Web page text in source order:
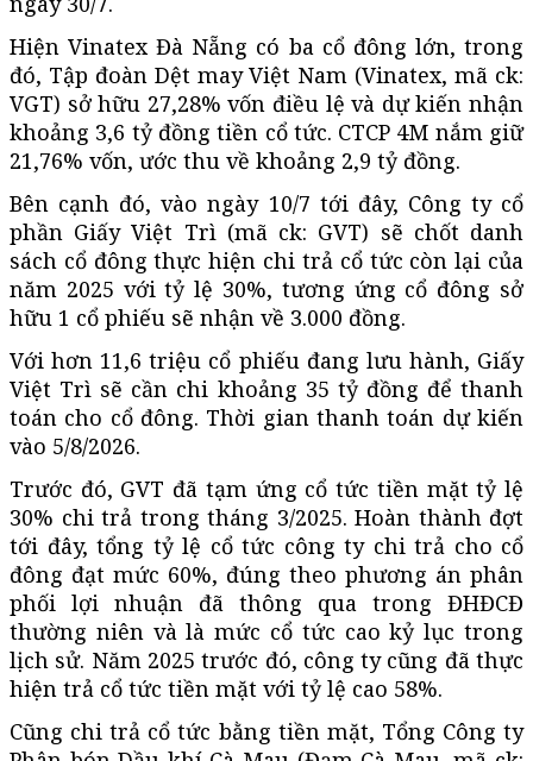
Hiện Vinatex Đà Nẵng có ba cổ đông lớn, trong
đó, Tập đoàn Dệt may Việt Nam (Vinatex, mã ck:
VGT) sở hữu 27,28% vốn điều lệ và dự kiến nhận
khoảng 3,6 tỷ đồng tiền cổ tức. CTCP 4M nắm giữ
21,76% vốn, ước thu về khoảng 2,9 tỷ đồng.
Bên cạnh đó, vào ngày 10/7 tới đây, Công ty cổ
phần Giấy Việt Trì (mã ck: GVT) sẽ chốt danh
sách cổ đông thực hiện chi trả cổ tức còn lại của
năm 2025 với tỷ lệ 30%, tương ứng cổ đông sở
hữu 1 cổ phiếu sẽ nhận về 3.000 đồng.
Với hơn 11,6 triệu cổ phiếu đang lưu hành, Giấy
Việt Trì sẽ cần chi khoảng 35 tỷ đồng để thanh
toán cho cổ đông. Thời gian thanh toán dự kiến
vào 5/8/2026.
Trước đó, GVT đã tạm ứng cổ tức tiền mặt tỷ lệ
30% chi trả trong tháng 3/2025. Hoàn thành đợt
tới đây, tổng tỷ lệ cổ tức công ty chi trả cho cổ
đông đạt mức 60%, đúng theo phương án phân
phối lợi nhuận đã thông qua trong ĐHĐCĐ
thường niên và là mức cổ tức cao kỷ lục trong
lịch sử. Năm 2025 trước đó, công ty cũng đã thực
hiện trả cổ tức tiền mặt với tỷ lệ cao 58%.
Cũng chi trả cổ tức bằng tiền mặt, Tổng Công ty